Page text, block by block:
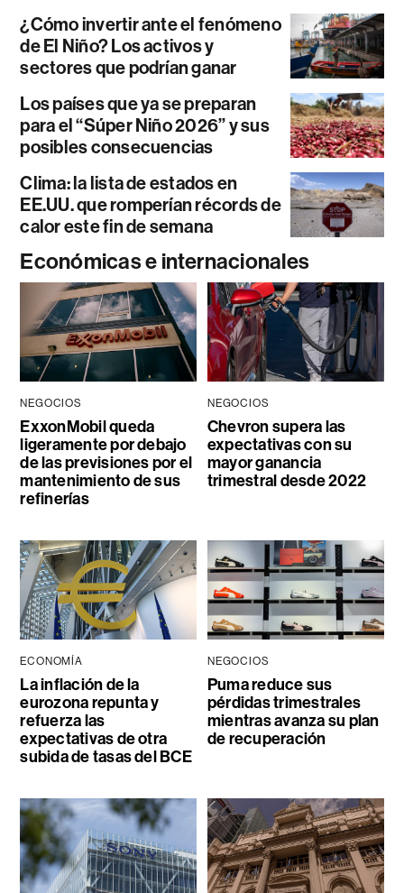
¿Cómo invertir ante el fenómeno
de El Niño? Los activos y
sectores que podrían ganar
Los países que ya se preparan
para el “Súper Niño 2026” y sus
posibles consecuencias
Clima: la lista de estados en
EE.UU. que romperían récords de
calor este fin de semana
Económicas e internacionales
NEGOCIOS
ExxonMobil queda
ligeramente por debajo
de las previsiones por el
mantenimiento de sus
refinerías
NEGOCIOS
Chevron supera las
expectativas con su
mayor ganancia
trimestral desde 2022
ECONOMÍA
La inflación de la
eurozona repunta y
refuerza las
expectativas de otra
subida de tasas del BCE
NEGOCIOS
Puma reduce sus
pérdidas trimestrales
mientras avanza su plan
de recuperación